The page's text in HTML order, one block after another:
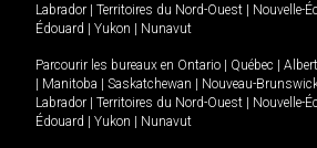
Labrador | Territoires du Nord-Ouest | Nouvelle-
Édouard | Yukon | Nunavut
Parcourir les bureaux en Ontario | Québec |
| Manitoba | Saskatchewan | Nouveau-
Labrador | Territoires du Nord-Ouest | Nouvelle-
Édouard | Yukon | Nunavut